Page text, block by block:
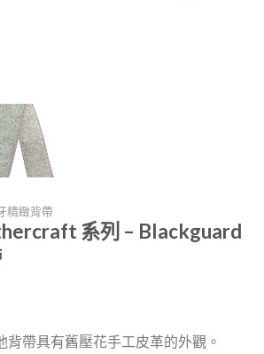
精緻背帶
系列 – Blackguard
背帶具有舊壓花手工皮革的外觀。